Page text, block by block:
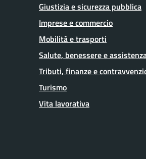
Giustizia e sicurezza pubblica
Imprese e commercio
Mobilità e trasporti
Salute, benessere e
Tributi, finanze e
Turismo
Vita lavorativa